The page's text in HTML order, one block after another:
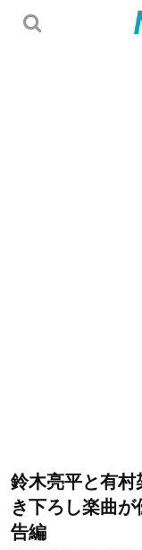
鈴木亮平と有村
き下ろし楽曲
告編